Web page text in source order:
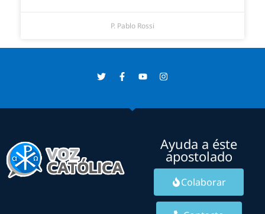
P. Pablo Rossi
Ayuda a éste
apostolado
Colaborar